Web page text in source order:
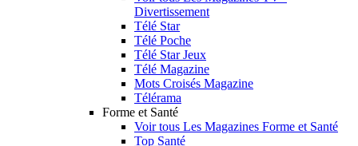
Divertissement
Télé Star
Télé Poche
Télé Star Jeux
Télé Magazine
Mots Croisés Magazine
Télérama
Forme et Santé
Voir tous Les Magazines Forme et Santé
Top Santé